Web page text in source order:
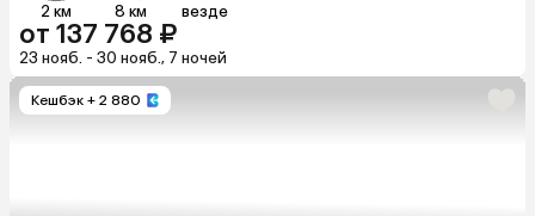
2 км 8 км везде
от 137 768 ₽
23 нояб. - 30 нояб., 7 ночей
Кешбэк + 2 880